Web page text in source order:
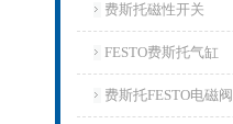
费斯托磁性开关
FESTO费斯托气缸
费斯托FESTO电磁阀